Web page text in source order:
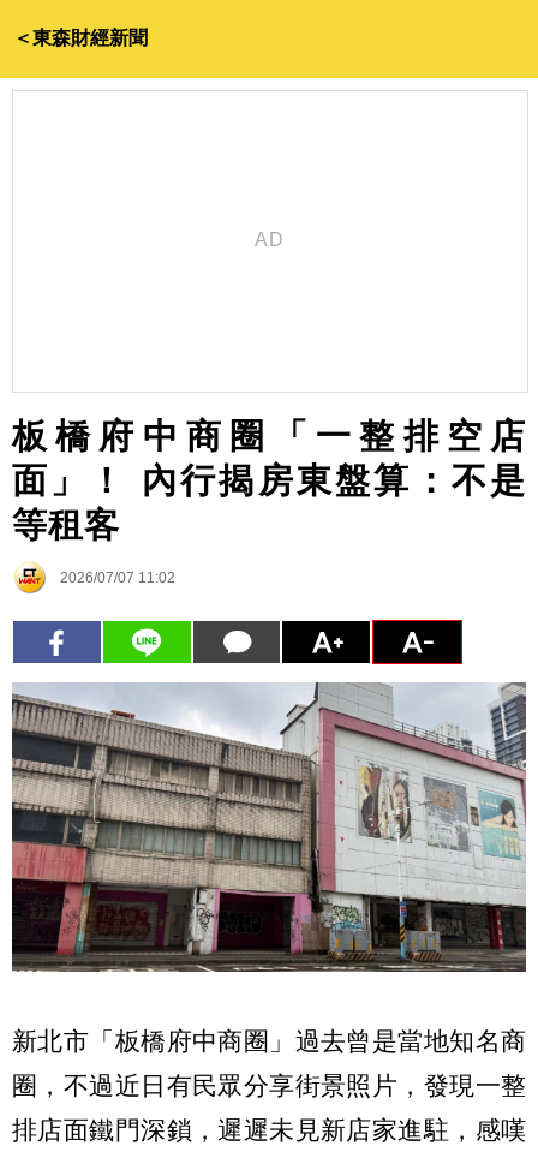
＜東森財經新聞
板橋府中商圈「一整排空店
面」！ 內行揭房東盤算：不是
等租客
2026/07/07 11:02
新北市「板橋府中商圈」過去曾是當地知名商
圈，不過近日有民眾分享街景照片，發現一整
排店面鐵門深鎖，遲遲未見新店家進駐，感嘆